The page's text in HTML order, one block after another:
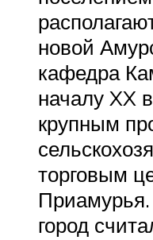
новой
кафедра
началу XX
крупным
торговым
город